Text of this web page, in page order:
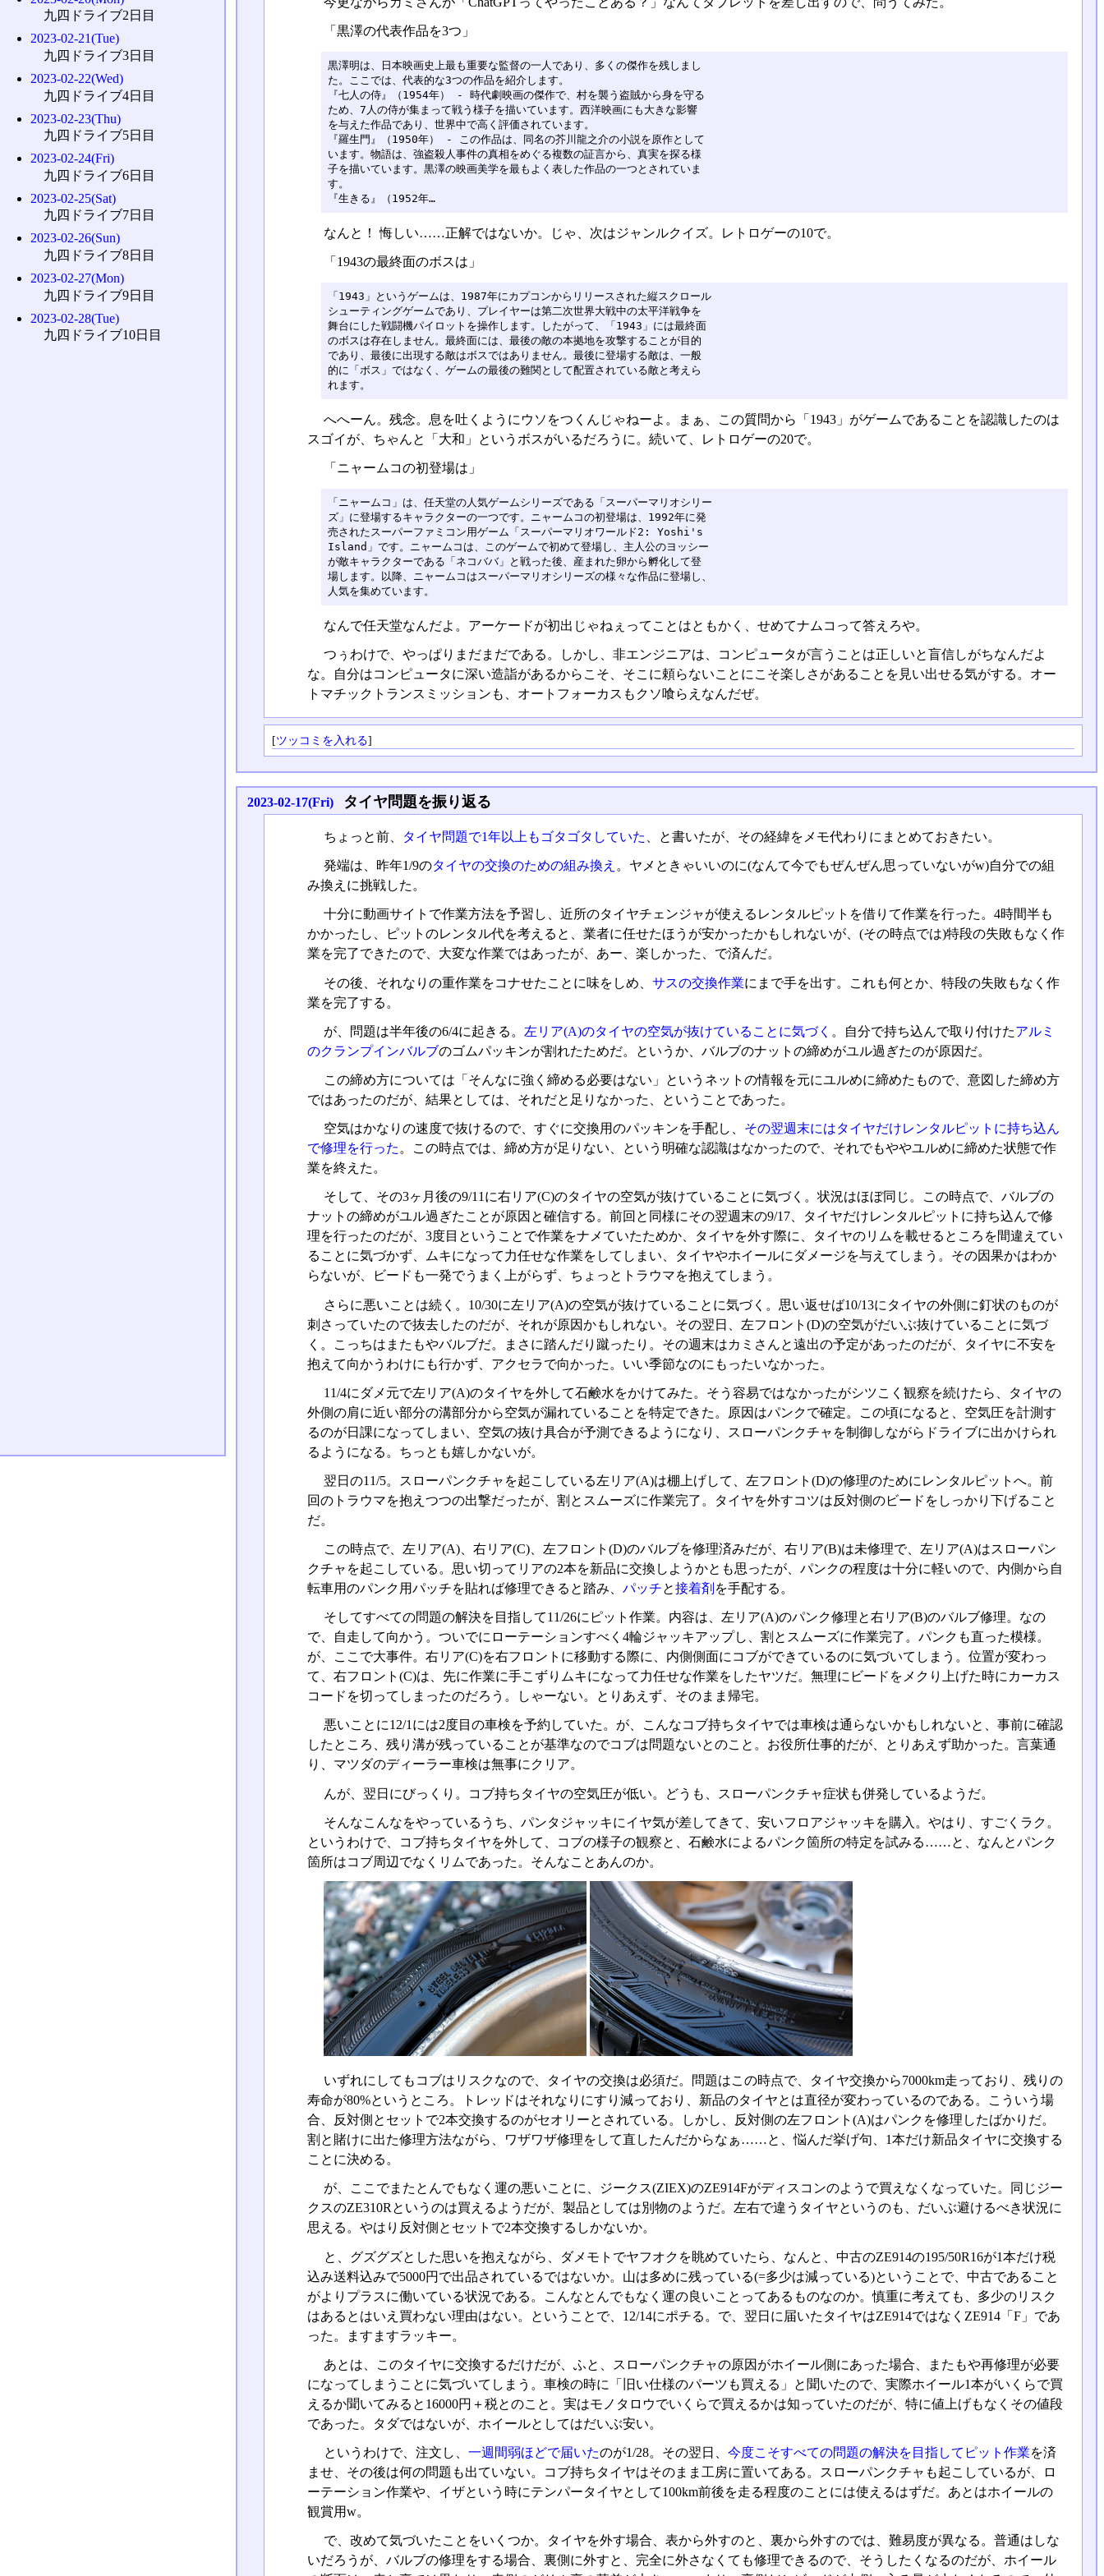
「黒澤の代表作品を3つ」
黒澤明は、日本映画史上最も重要な監督の一人であり、多くの傑作を残しまし
た。ここでは、代表的な3つの作品を紹介します。
『七人の侍』（1954年） - 時代劇映画の傑作で、村を襲う盗賊から身を守る
ため、7人の侍が集まって戦う様子を描いています。西洋映画にも大きな影響
を与えた作品であり、世界中で高く評価されています。
『羅生門』（1950年） - この作品は、同名の芥川龍之介の小説を原作として
います。物語は、強盗殺人事件の真相をめぐる複数の証言から、真実を探る様
子を描いています。黒澤の映画美学を最もよく表した作品の一つとされていま
す。
『生きる』（1952年…
なんと！ 悔しい……正解ではないか。じゃ、次はジャンルクイズ。レトロゲーの10で。
「1943の最終面のボスは」
「1943」というゲームは、1987年にカプコンからリリースされた縦スクロール
シューティングゲームであり、プレイヤーは第二次世界大戦中の太平洋戦争を
舞台にした戦闘機パイロットを操作します。したがって、「1943」には最終面
のボスは存在しません。最終面には、最後の敵の本拠地を攻撃することが目的
であり、最後に出現する敵はボスではありません。最後に登場する敵は、一般
的に「ボス」ではなく、ゲームの最後の難関として配置されている敵と考えら
れます。
へへーん。残念。息を吐くようにウソをつくんじゃねーよ。まぁ、この質問から「1943」がゲームであることを認識したのは
スゴイが、ちゃんと「大和」というボスがいるだろうに。続いて、レトロゲーの20で。
「ニャームコの初登場は」
「ニャームコ」は、任天堂の人気ゲームシリーズである「スーパーマリオシリー
ズ」に登場するキャラクターの一つです。ニャームコの初登場は、1992年に発
売されたスーパーファミコン用ゲーム「スーパーマリオワールド2: Yoshi's
Island」です。ニャームコは、このゲームで初めて登場し、主人公のヨッシー
が敵キャラクターである「ネコババ」と戦った後、産まれた卵から孵化して登
場します。以降、ニャームコはスーパーマリオシリーズの様々な作品に登場し、
人気を集めています。
なんで任天堂なんだよ。アーケードが初出じゃねぇってことはともかく、せめてナムコって答えろや。
つぅわけで、やっぱりまだまだである。しかし、非エンジニアは、コンピュータが言うことは正しいと盲信しがちなんだよ
な。自分はコンピュータに深い造詣があるからこそ、そこに頼らないことにこそ楽しさがあることを見い出せる気がする。オー
トマチックトランスミッションも、オートフォーカスもクソ喰らえなんだぜ。
[ツッコミを入れる]
2023-02-17(Fri) タイヤ問題を振り返る
ちょっと前、 タイヤ問題で1年以上もゴタゴタしていた 、と書いたが、その経緯をメモ代わりにまとめておきたい。
発端は、昨年1/9のタイヤの交換のための組み換え 。ヤメときゃいいのに(なんて今でもぜんぜん思っていないがw)自分での組
み換えに挑戦した。
十分に動画サイトで作業方法を予習し、近所のタイヤチェンジャが使えるレンタルピットを借りて作業を行った。4時間半も
かかったし、ピットのレンタル代を考えると、業者に任せたほうが安かったかもしれないが、(その時点では)特段の失敗もなく作
業を完了できたので、大変な作業ではあったが、あー、楽しかった、で済んだ。
その後、それなりの重作業をコナせたことに味をしめ、 サスの交換作業にまで手を出す。これも何とか、特段の失敗もなく作
業を完了する。
が、問題は半年後の6/4に起きる。 左リア(A)のタイヤの空気が抜けていることに気づく 。自分で持ち込んで取り付けたアルミ
のクランプインバルブのゴムパッキンが割れたためだ。というか、バルブのナットの締めがユル過ぎたのが原因だ。
この締め方については「そんなに強く締める必要はない」というネットの情報を元にユルめに締めたもので、意図した締め方
ではあったのだが、結果としては、それだと足りなかった、ということであった。
空気はかなりの速度で抜けるので、すぐに交換用のパッキンを手配し、 その翌週末にはタイヤだけレンタルピットに持ち込ん
で修理を行った 。この時点では、締め方が足りない、という明確な認識はなかったので、それでもややユルめに締めた状態で作
業を終えた。
そして、その3ヶ月後の9/11に右リア(C)のタイヤの空気が抜けていることに気づく。状況はほぼ同じ。この時点で、バルブの
ナットの締めがユル過ぎたことが原因と確信する。前回と同様にその翌週末の9/17、タイヤだけレンタルピットに持ち込んで修
理を行ったのだが、3度目ということで作業をナメていたためか、タイヤを外す際に、タイヤのリムを載せるところを間違えてい
ることに気づかず、ムキになって力任せな作業をしてしまい、タイヤやホイールにダメージを与えてしまう。その因果かはわか
らないが、ビードも一発でうまく上がらず、ちょっとトラウマを抱えてしまう。
さらに悪いことは続く。10/30に左リア(A)の空気が抜けていることに気づく。思い返せば10/13にタイヤの外側に釘状のものが
刺さっていたので抜去したのだが、それが原因かもしれない。その翌日、左フロント(D)の空気がだいぶ抜けていることに気づ
く。こっちはまたもやバルブだ。まさに踏んだり蹴ったり。その週末はカミさんと遠出の予定があったのだが、タイヤに不安を
抱えて向かうわけにも行かず、アクセラで向かった。いい季節なのにもったいなかった。
11/4にダメ元で左リア(A)のタイヤを外して石鹸水をかけてみた。そう容易ではなかったがシツこく観察を続けたら、タイヤの
外側の肩に近い部分の溝部分から空気が漏れていることを特定できた。原因はパンクで確定。この頃になると、空気圧を計測す
るのが日課になってしまい、空気の抜け具合が予測できるようになり、スローパンクチャを制御しながらドライブに出かけられ
るようになる。ちっとも嬉しかないが。
翌日の11/5。スローパンクチャを起こしている左リア(A)は棚上げして、左フロント(D)の修理のためにレンタルピットへ。前
回のトラウマを抱えつつの出撃だったが、割とスムーズに作業完了。タイヤを外すコツは反対側のビードをしっかり下げること
だ。
この時点で、左リア(A)、右リア(C)、左フロント(D)のバルブを修理済みだが、右リア(B)は未修理で、左リア(A)はスローパン
クチャを起こしている。思い切ってリアの2本を新品に交換しようかとも思ったが、パンクの程度は十分に軽いので、内側から自
転車用のパンク用パッチを貼れば修理できると踏み、 パッチと接着剤 を手配する。
そしてすべての問題の解決を目指して11/26にピット作業。内容は、左リア(A)のパンク修理と右リア(B)のバルブ修理。なの
で、自走して向かう。ついでにローテーションすべく4輪ジャッキアップし、割とスムーズに作業完了。パンクも直った模様。
が、ここで大事件。右リア(C)を右フロントに移動する際に、内側側面にコブができているのに気づいてしまう。位置が変わっ
て、右フロント(C)は、先に作業に手こずりムキになって力任せな作業をしたヤツだ。無理にビードをメクり上げた時にカーカス
コードを切ってしまったのだろう。しゃーない。とりあえず、そのまま帰宅。
悪いことに12/1には2度目の車検を予約していた。が、こんなコブ持ちタイヤでは車検は通らないかもしれないと、事前に確認
したところ、残り溝が残っていることが基準なのでコブは問題ないとのこと。お役所仕事的だが、とりあえず助かった。言葉通
り、マツダのディーラー車検は無事にクリア。
んが、翌日にびっくり。コブ持ちタイヤの空気圧が低い。どうも、スローパンクチャ症状も併発しているようだ。
そんなこんなをやっているうち、パンタジャッキにイヤ気が差してきて、安いフロアジャッキを購入。やはり、すごくラク。
というわけで、コブ持ちタイヤを外して、コブの様子の観察と、石鹸水によるパンク箇所の特定を試みる……と、なんとパンク
箇所はコブ周辺でなくリムであった。そんなことあんのか。
いずれにしてもコブはリスクなので、タイヤの交換は必須だ。問題はこの時点で、タイヤ交換から7000km走っており、残りの
寿命が80%というところ。トレッドはそれなりにすり減っており、新品のタイヤとは直径が変わっているのである。こういう場
合、反対側とセットで2本交換するのがセオリーとされている。しかし、反対側の左フロント(A)はパンクを修理したばかりだ。
割と賭けに出た修理方法ながら、ワザワザ修理をして直したんだからなぁ……と、悩んだ挙げ句、1本だけ新品タイヤに交換する
ことに決める。
が、ここでまたとんでもなく運の悪いことに、ジークス(ZIEX)のZE914Fがディスコンのようで買えなくなっていた。同じジー
クスのZE310Rというのは買えるようだが、製品としては別物のようだ。左右で違うタイヤというのも、だいぶ避けるべき状況に
思える。やはり反対側とセットで2本交換するしかないか。
と、グズグズとした思いを抱えながら、ダメモトでヤフオクを眺めていたら、なんと、中古のZE914の195/50R16が1本だけ税
込み送料込みで5000円で出品されているではないか。山は多めに残っている(=多少は減っている)ということで、中古であること
がよりプラスに働いている状況である。こんなとんでもなく運の良いことってあるものなのか。慎重に考えても、多少のリスク
はあるとはいえ買わない理由はない。ということで、12/14にポチる。で、翌日に届いたタイヤはZE914ではなくZE914「F」であ
った。ますますラッキー。
あとは、このタイヤに交換するだけだが、ふと、スローパンクチャの原因がホイール側にあった場合、またもや再修理が必要
になってしまうことに気づいてしまう。車検の時に「旧い仕様のパーツも買える」と聞いたので、実際ホイール1本がいくらで買
えるか聞いてみると16000円＋税とのこと。実はモノタロウでいくらで買えるかは知っていたのだが、特に値上げもなくその値段
であった。タダではないが、ホイールとしてはだいぶ安い。
というわけで、注文し、 一週間弱ほどで届いたのが1/28。その翌日、 今度こそすべての問題の解決を目指してピット作業を済
ませ、その後は何の問題も出ていない。コブ持ちタイヤはそのまま工房に置いてある。スローパンクチャも起こしているが、ロ
ーテーション作業や、イザという時にテンパータイヤとして100km前後を走る程度のことには使えるはずだ。あとはホイールの
観賞用w。
で、改めて気づいたことをいくつか。タイヤを外す場合、表から外すのと、裏から外すのでは、難易度が異なる。普通はしな
いだろうが、バルブの修理をする場合、裏側に外すと、完全に外さなくても修理できるので、そうしたくなるのだが、ホイール
九四ドライブ2日目
2023-02-21(Tue)
九四ドライブ3日目
2023-02-22(Wed)
九四ドライブ4日目
2023-02-23(Thu)
九四ドライブ5日目
2023-02-24(Fri)
九四ドライブ6日目
2023-02-25(Sat)
九四ドライブ7日目
2023-02-26(Sun)
九四ドライブ8日目
2023-02-27(Mon)
九四ドライブ9日目
2023-02-28(Tue)
九四ドライブ10日目